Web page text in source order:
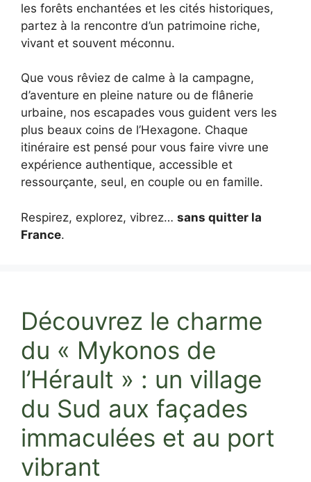
les forêts enchantées et les cités historiques,
partez à la rencontre d’un patrimoine riche,
vivant et souvent méconnu.
Que vous rêviez de calme à la campagne,
d’aventure en pleine nature ou de flânerie
urbaine, nos escapades vous guident vers les
plus beaux coins de l’Hexagone. Chaque
itinéraire est pensé pour vous faire vivre une
expérience authentique, accessible et
ressourçante, seul, en couple ou en famille.
Respirez, explorez, vibrez… sans quitter la
France.
Découvrez le charme
du « Mykonos de
l’Hérault » : un village
du Sud aux façades
immaculées et au port
vibrant